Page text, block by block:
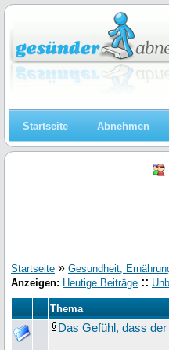
Startseite Abnehmen
Startseite » Gesundheit,
Anzeigen: Heutige Beiträge ::
Thema
Das Gefühl, dass